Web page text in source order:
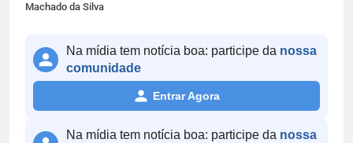
Machado da Silva
Na mídia tem notícia boa: participe da nossa
comunidade
Entrar Agora
Na mídia tem notícia boa: participe da nossa